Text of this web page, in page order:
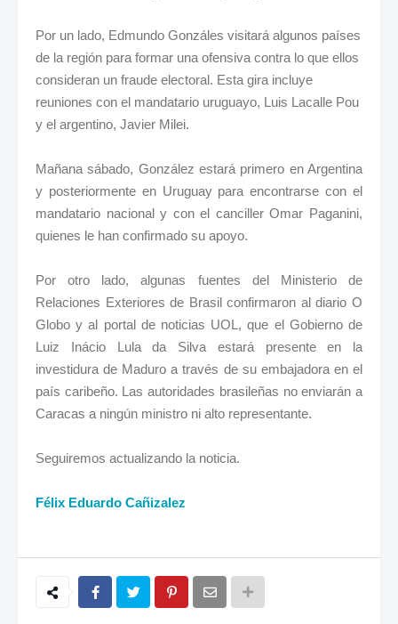
Por un lado, Edmundo Gonzáles visitará algunos países
de la región para formar una ofensiva contra lo que ellos
consideran un fraude electoral. Esta gira incluye
reuniones con el mandatario uruguayo, Luis Lacalle Pou
y el argentino, Javier Milei.
Mañana sábado, González estará primero en Argentina
y posteriormente en Uruguay para encontrarse con el
mandatario nacional y con el canciller Omar Paganini,
quienes le han confirmado su apoyo.
Por otro lado, algunas fuentes del Ministerio de
Relaciones Exteriores de Brasil confirmaron al diario O
Globo y al portal de noticias UOL, que el Gobierno de
Luiz Inácio Lula da Silva estará presente en la
investidura de Maduro a través de su embajadora en el
país caribeño. Las autoridades brasileñas no enviarán a
Caracas a ningún ministro ni alto representante.
Seguiremos actualizando la noticia.
Félix Eduardo Cañizalez